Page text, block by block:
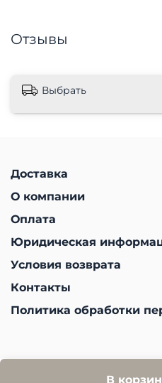
В
Отзывы
Выбрать
Доставка
О компании
Оплата
Юридическая
Условия возврата
Контакты
Политика обработки